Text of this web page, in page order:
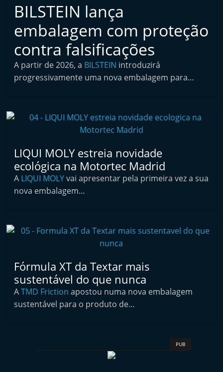
n
a
l
n
p
n
d
e
n
d
A
f
t
e
BILSTEIN lança
embalagem com proteção
contra falsificações
A partir de 2026, a BILSTEIN introduzirá
progressivamente uma nova embalagem para…
LIQUI MOLY estreia novidade
ecológica na Motortec Madrid
A LIQUI MOLYvai apresentar pela primeira vez a sua
nova embalagem…
Fórmula XT da Textar mais
sustentável do que nunca
ATMD Friction apostou numa nova embalagem
sustentável para o produto de…
PUB